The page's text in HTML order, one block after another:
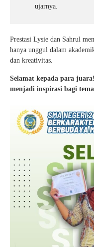
ujarnya.
Prestasi Lysie dan Sahrul
hanya unggul dalam
dan kreativitas.
Selamat kepada para
menjadi inspirasi bagi